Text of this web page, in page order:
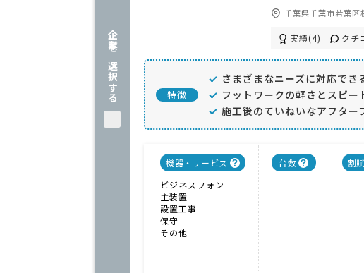
企業を選択する
千葉県千葉市若葉
実績(4) クチ
特徴
さまざまなニーズに対応でき
フットワークの軽さとスピー
施工後のていねいなアフター
機器・サービス
ビジネスフォン
主装置
設置工事
保守
その他
台数 割